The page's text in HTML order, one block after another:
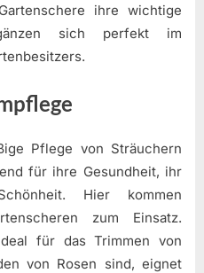
ihre wichtige
sich perfekt im
Pflege von Sträuchern
für ihre Gesundheit, ihr
Hier kommen
zum Einsatz.
für das Trimmen von
von Rosen sind, eignet